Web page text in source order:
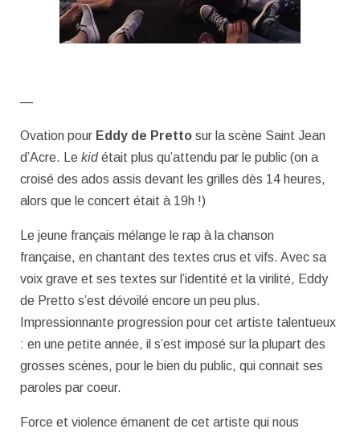
—
Ovation pour Eddy de Pretto sur la scène Saint Jean
d’Acre. Le kidétait plus qu’attendu par le public (on a
croisé des ados assis devant les grilles dès 14 heures,
alors que le concert était à 19h !)
Le jeune français mélange le rap à la chanson
française, en chantant des textes crus et vifs. Avec sa
voix grave et ses textes sur l’identité et la virilité, Eddy
de Pretto s’est dévoilé encore un peu plus.
Impressionnante progression pour cet artiste talentueux
: en une petite année, il s’est imposé sur la plupart des
grosses scènes, pour le bien du public, qui connait ses
paroles par coeur.
Force et violence émanent de cet artiste qui nous